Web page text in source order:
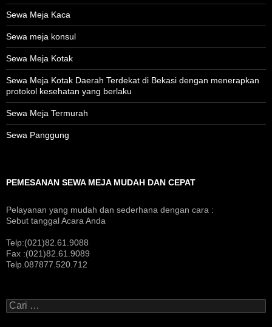
Sewa Meja Kaca
Sewa meja konsul
Sewa Meja Kotak
Sewa Meja Kotak Daerah Terdekat di Bekasi dengan menerapkan
protokol kesehatan yang berlaku
Sewa Meja Termurah
Sewa Panggung
PEMESANAN SEWA MEJA MUDAH DAN CEPAT
Pelayanan yang mudah dan sederhana dengan cara :
Sebut tanggal Acara Anda
Telp:(021)82.61.9088
Fax :(021)82.61.9089
Telp.087877.520.712
Cari
untuk: